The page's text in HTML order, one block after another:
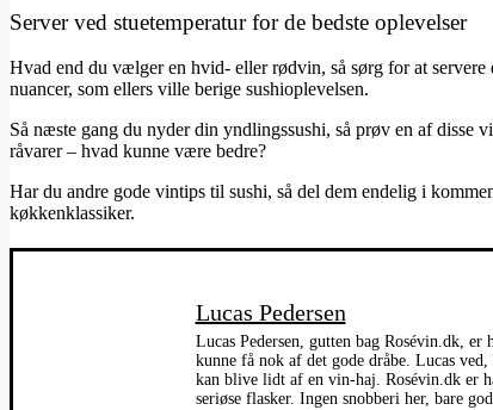
Server ved stuetemperatur for de bedste oplevelser
Hvad end du vælger en hvid- eller rødvin, så sørg for at
nuancer, som ellers ville berige sushioplevelsen.
Så næste gang du nyder din yndlingssushi, så prøv en af disse
råvarer – hvad kunne være bedre?
Har du andre gode vintips til sushi, så del dem endelig i
køkkenklassiker.
Lucas Pedersen
Lucas Pedersen, gutten bag Rosévin.dk,
kunne få nok af det gode dråbe. Lucas
kan blive lidt af en vin-haj. Rosévin.dk er
seriøse flasker. Ingen snobberi her, bare